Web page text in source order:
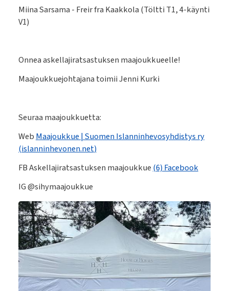
Miina Sarsama - Freir fra Kaakkola (Töltti T1, 4-käynti
V1)
Onnea askellajiratsastuksen maajoukkueelle!
Maajoukkuejohtajana toimii Jenni Kurki
Seuraa maajoukkuetta:
Web Maajoukkue | Suomen Islanninhevosyhdistys ry
(islanninhevonen.net)
FB Askellajiratsastuksen maajoukkue (6) Facebook
IG @sihymaajoukkue